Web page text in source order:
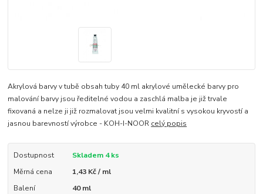
Akrylová barvy v tubě obsah tuby 40 ml akrylové umělecké barvy pro
malování barvy jsou ředitelné vodou a zaschlá malba je již trvale
fixovaná a nelze ji již rozmalovat jsou velmi kvalitní s vysokou kryvostí a
jasnou barevností výrobce - KOH-I-NOOR celý popis
Dostupnost
Skladem 4 ks
Měrná cena
1,43 Kč / ml
Balení
40 ml